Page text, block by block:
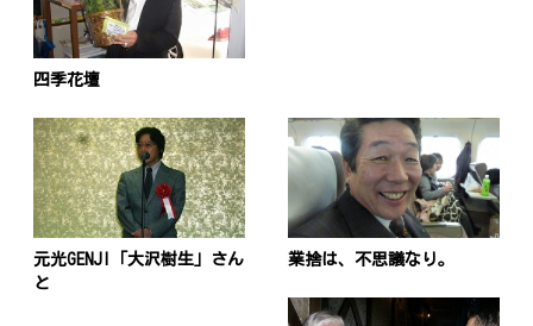
四季花壇
元光GENJI「大沢樹生」さん
と
業捨は、不思議なり。